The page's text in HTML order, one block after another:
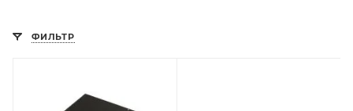
ФИЛЬТР